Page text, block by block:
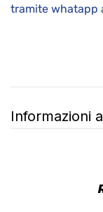
tramite
Informazioni